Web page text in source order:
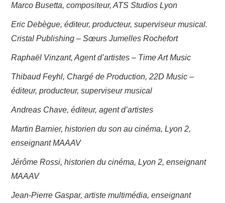
Marco Busetta, compositeur, ATS Studios Lyon
Eric Debègue, éditeur, producteur, superviseur musical.
Cristal Publishing –Sœurs JumellesRochefort
Raphaël Vinzant, Agent d’artistes – Time Art Music
Thibaud Feyhl, Chargé de Production, 22D Music –
éditeur, producteur, superviseur musical
Andreas Chave, éditeur, agent d’artistes
Martin Barnier, historien du son au cinéma, Lyon 2,
enseignant MAAAV
Jérôme Rossi, historien du cinéma, Lyon 2, enseignant
MAAAV
Jean-Pierre Gaspar, artiste multimédia, enseignant